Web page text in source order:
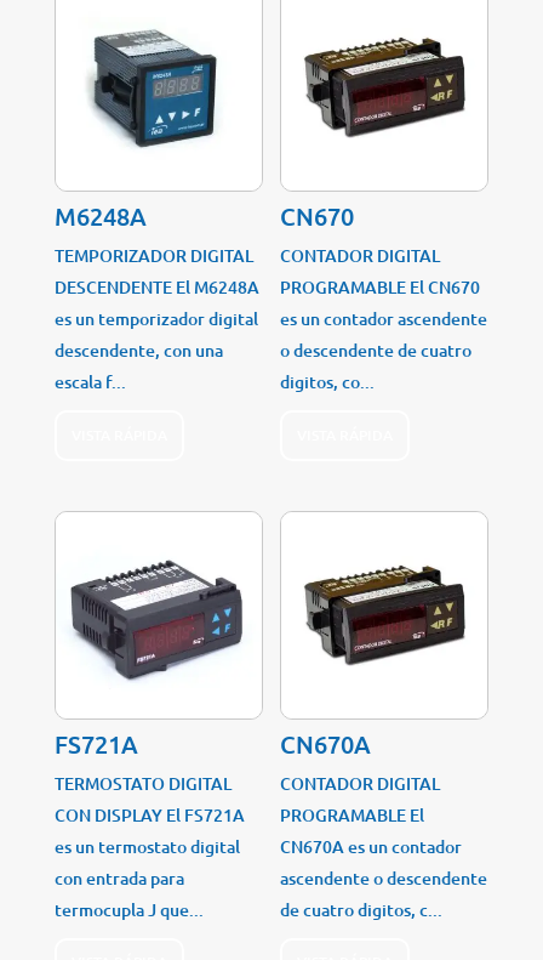
M6248A
TEMPORIZADOR DIGITAL
DESCENDENTE El M6248A
es un temporizador digital
descendente, con una
escala f...
CN670
CONTADOR DIGITAL
PROGRAMABLE El CN670
es un contador ascendente
o descendente de cuatro
digitos, co...
FS721A
TERMOSTATO DIGITAL
CON DISPLAY El FS721A
es un termostato digital
con entrada para
termocupla J que...
CN670A
CONTADOR DIGITAL
PROGRAMABLE El
CN670A es un contador
ascendente o descendente
de cuatro digitos, c...